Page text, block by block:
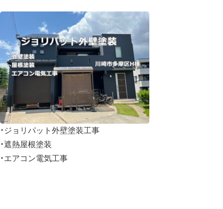
・ジョリパット外壁塗装工事
・遮熱屋根塗装
・エアコン電気工事